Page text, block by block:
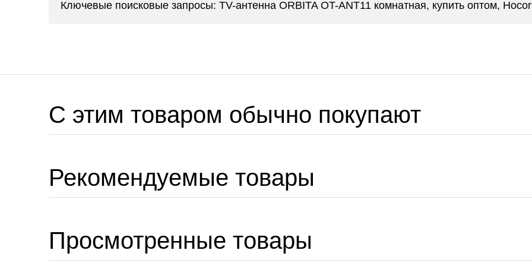
Ключевые поисковые запросы: TV-антенна ORBITA OT-ANT11 комнатная, купить оптом,
C этим товаром обычно покупают
Рекомендуемые товары
Просмотренные товары